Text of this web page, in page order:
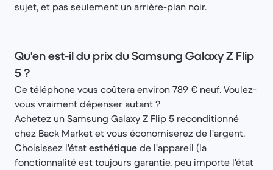
sujet, et pas seulement un arrière-plan noir.
Qu'en est-il du prix du Samsung Galaxy Z Flip
5 ?
Ce téléphone vous coûtera environ 789 € neuf. Voulez-
vous vraiment dépenser autant ?
Achetez un Samsung Galaxy Z Flip 5 reconditionné
chez Back Market et vous économiserez de l'argent.
Choisissez l'état esthétique de l'appareil (la
fonctionnalité est toujours garantie, peu importe l'état